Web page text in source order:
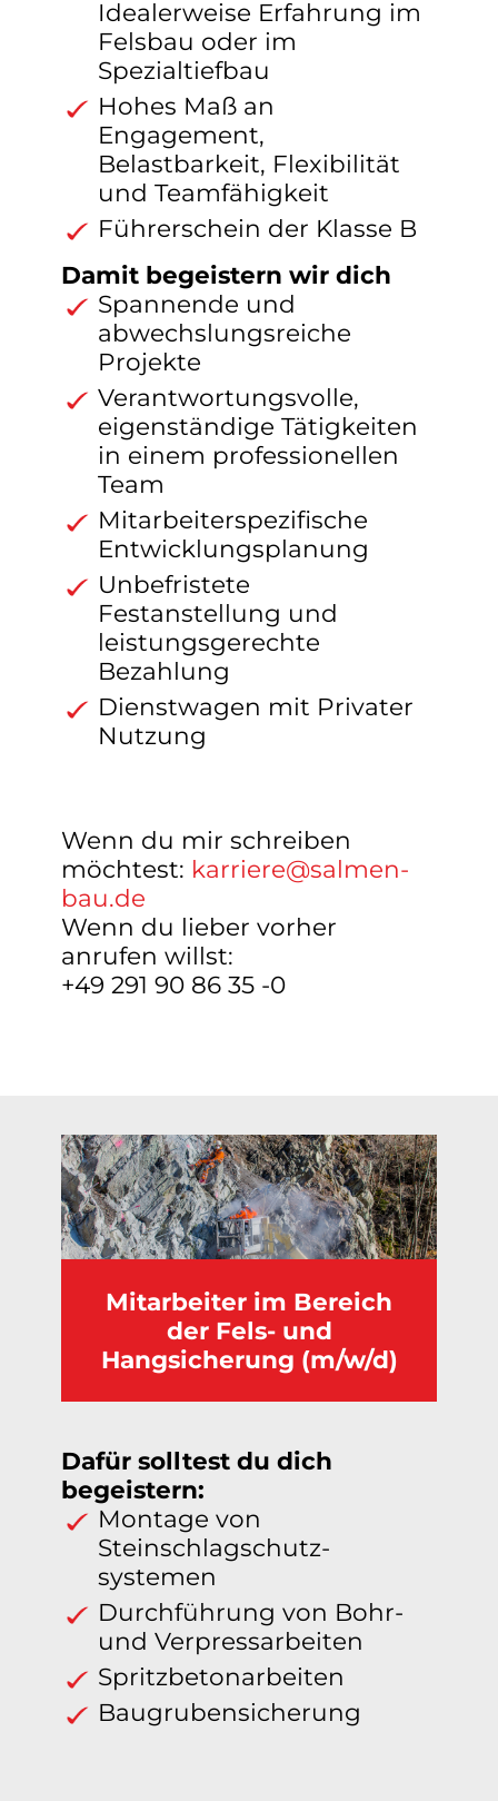
Idealerweise Erfahrung im
Felsbau oder im
Spezialtiefbau
Hohes Maß an
Engagement,
Belastbarkeit, Flexibilität
und Teamfähigkeit
Führerschein der Klasse B
Damit begeistern wir dich
Spannende und
abwechslungsreiche
Projekte
Verantwortungsvolle,
eigenständige Tätigkeiten
in einem professionellen
Team
Mitarbeiterspezifische
Entwicklungsplanung
Unbefristete
Festanstellung und
leistungsgerechte
Bezahlung
Dienstwagen mit Privater
Nutzung
Wenn du mir schreiben
möchtest: karriere@salmen-
bau.de
Wenn du lieber vorher
anrufen willst:
+49 291 90 86 35 -0
Mitarbeiter im Bereich
der Fels- und
Hangsicherung (m/w/d)
Dafür solltest du dich
begeistern:
Montage von
Steinschlagschutz­
systemen
Durchführung von Bohr-
und Verpressarbeiten
Spritzbetonarbeiten
Baugrubensicherung